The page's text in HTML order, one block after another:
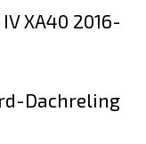
XA40 2016-
Dachreling